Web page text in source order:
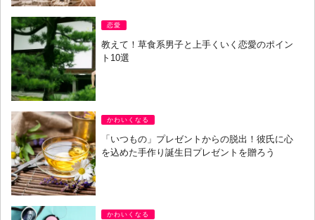
恋愛
教えて！草食系男子と上手くいく恋愛のポイン
ト10選
かわいくなる
「いつもの」プレゼントからの脱出！彼氏に心
を込めた手作り誕生日プレゼントを贈ろう
かわいくなる